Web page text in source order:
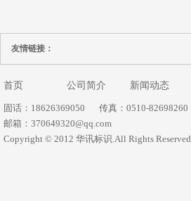
友情链接：
首页 公司简介 新闻动态
固话：18626369050
传真：0510-82698260
邮箱：370649320@qq.com
Copyright © 2012 华讯标识.All Rights Reserved